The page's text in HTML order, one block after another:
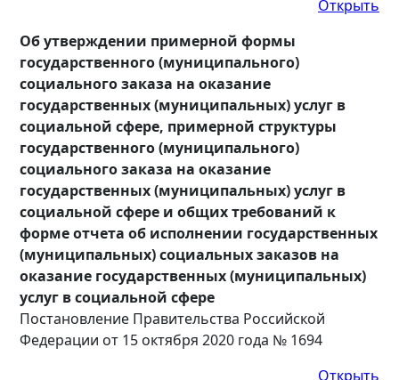
Открыть
Об утверждении примерной формы
государственного (муниципального)
социального заказа на оказание
государственных (муниципальных) услуг в
социальной сфере, примерной структуры
государственного (муниципального)
социального заказа на оказание
государственных (муниципальных) услуг в
социальной сфере и общих требований к
форме отчета об исполнении государственных
(муниципальных) социальных заказов на
оказание государственных (муниципальных)
услуг в социальной сфере
Постановление Правительства Российской
Федерации от 15 октября 2020 года № 1694
Открыть